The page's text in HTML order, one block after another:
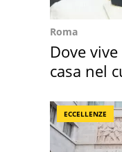
Roma
Dove
casa nel
ECCELLENZE